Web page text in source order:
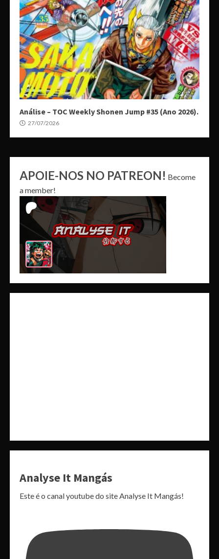
Análise – TOC Weekly Shonen Jump #35 (Ano 2026).
27/07/2026
APOIE-NOS NO PATREON! Become
a member!
Analyse It Mangás
Este é o canal youtube do site Analyse It Mangás!